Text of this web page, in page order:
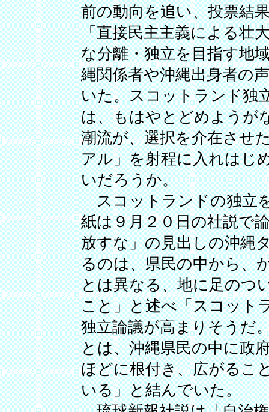
前の動向を追い、投票結
「直接民主主義による壮
な分離・独立を目指す地
縄関係者や沖縄出身者の
いた。スコットランド独
は、もはやとどめようが
潮流が、選択を介在させ
アル」を射程に入れはじ
いだろうか。
スコットランドの独立
紙は９月２０日の社説で
放すな」の見出しの沖縄
るのは、県民の中から、
とは異なる、地に足のつ
こと」と述べ「スコット
独立論議が高まりそうだ
とは、沖縄県民の中に政
ほどに根付き、広がるこ
いる」と結んでいた。